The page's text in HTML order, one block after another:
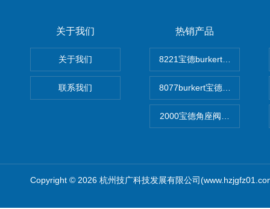
关于我们
关于我们
联系我们
热销产品
8221宝德burkert电导率探头
8077burkert宝德椭圆齿轮脉
2000宝德角座阀德国宝帝
Copyright © 2026 杭州技广科技发展有限公司